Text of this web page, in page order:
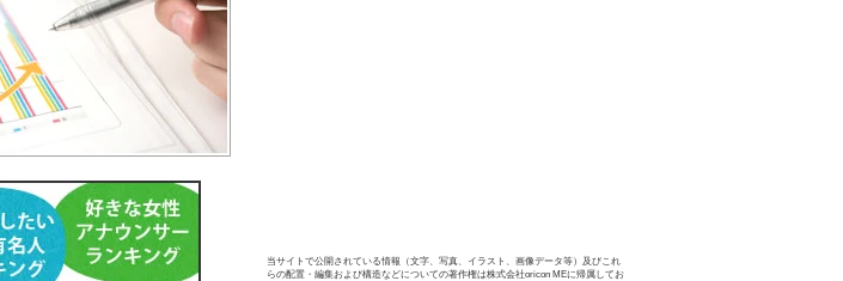
当サイトで公開されている情報（文字、写真、イラスト、画像データ等）及びこれ
らの配置・編集および構造などについての著作権は株式会社oricon MEに帰属してお